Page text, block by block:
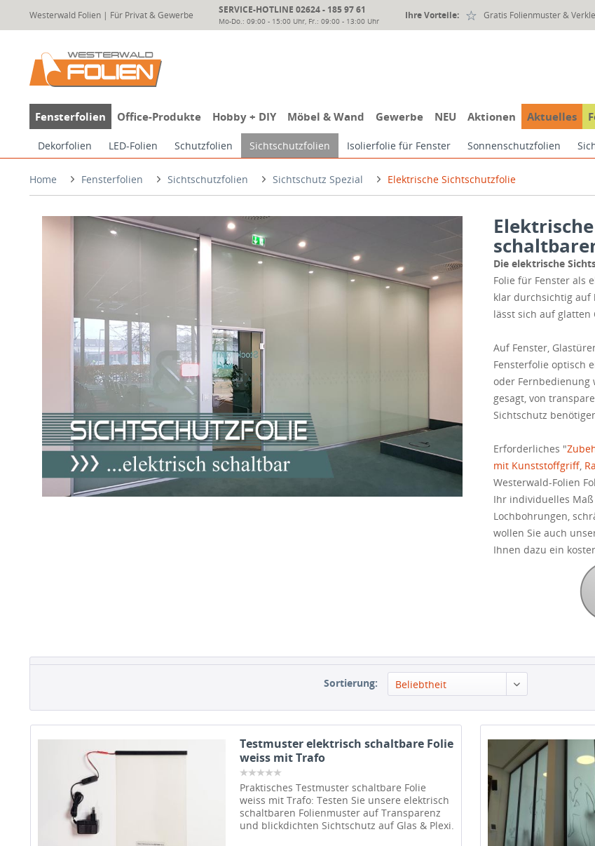
Westerwald Folien | Für Privat & Gewerbe SERVICE-HOTLINE 02624 - 185 97 61
Mo-Do.: 09:00 - 15:00 Uhr, Fr.: 09:00 - 13:00 Uhr
Ihre Vorteile: Gratis Folienmuster &
Fensterfolien Office-Produkte Hobby + DIY Möbel & Wand Gewerbe NEU Aktionen Aktuelles
Dekorfolien LED-Folien Schutzfolien Sichtschutzfolien Isolierfolie für Fenster Sonnenschutzfolien
Home Fensterfolien Sichtschutzfolien Sichtschutz Spezial Elektrische Sichtschutzfolie
Die elektrische
Folie für Fenster als
klar durchsichtig auf
lässt sich auf glatten
Auf Fenster,
Fensterfolie optisch
oder Fernbedienung
gesagt, von
Sichtschutz
Erforderliches "
mit Kunststoffgriff
Westerwald-Folien
Ihr individuelles
Lochbohrungen,
wollen Sie auch
Ihnen dazu ein
Sortierung: Beliebtheit
Testmuster elektrisch schaltbare Folie
weiss mit Trafo
Praktisches Testmuster schaltbare Folie
weiss mit Trafo: Testen Sie unsere elektrisch
schaltbaren Folienmuster auf Transparenz
und blickdichten Sichtschutz auf Glas & Plexi.